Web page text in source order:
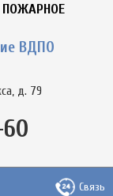
ПОЖАРНОЕ
ВДПО
д. 79
Связь